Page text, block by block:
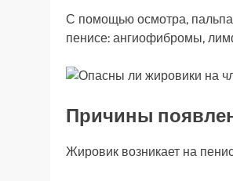
С помощью осмотра,
пенисе: ангиофибромы,
Причины
Жировик возникает на